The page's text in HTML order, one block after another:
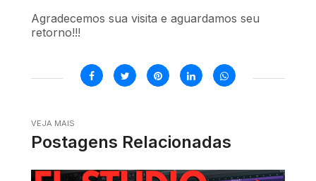
Agradecemos sua visita e aguardamos seu
retorno!!!
VEJA MAIS
Postagens Relacionadas